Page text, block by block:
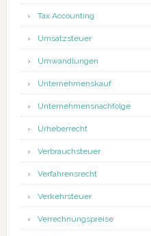
Tax Accounting
Umsatzsteuer
Umwandlungen
Unternehmenskauf
Unternehmensnachfolge
Urheberrecht
Verbrauchsteuer
Verfahrensrecht
Verkehrsteuer
Verrechnungspreise